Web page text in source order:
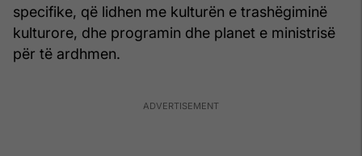
specifike, që lidhen me kulturën e trashëgiminë
kulturore, dhe programin dhe planet e ministrisë
për të ardhmen.